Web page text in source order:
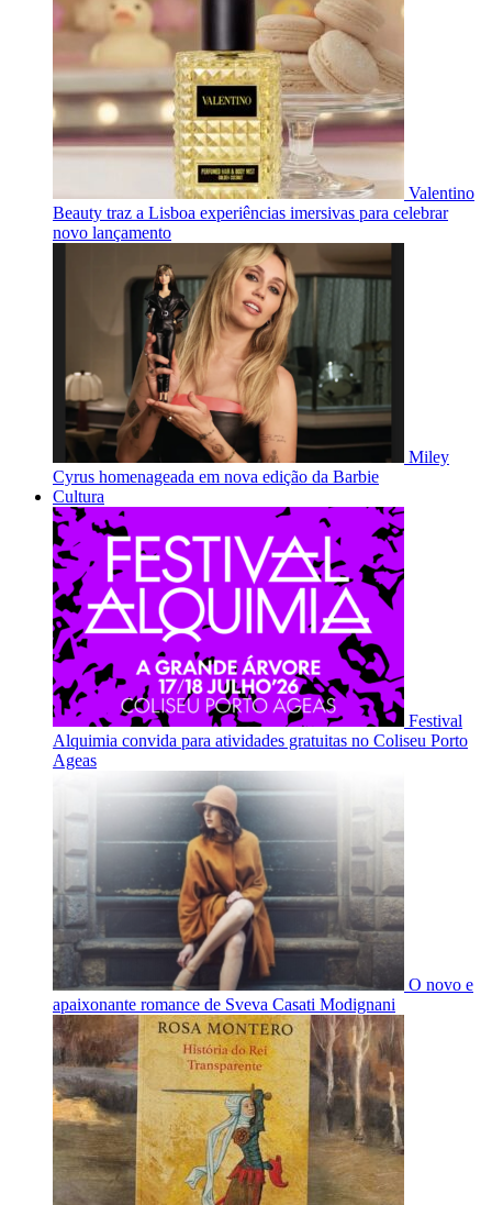
Valentino
Beauty traz a Lisboa experiências imersivas para celebrar
novo lançamento
Miley
Cyrus homenageada em nova edição da Barbie
Cultura
Festival
Alquimia convida para atividades gratuitas no Coliseu Porto
Ageas
O novo e
apaixonante romance de Sveva Casati Modignani